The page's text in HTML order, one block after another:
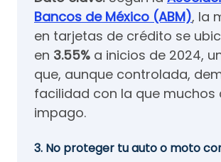
Bancos de México (ABM), la
en tarjetas de crédito se
en 3.55% a inicios de 2024,
que, aunque controlada,
facilidad con la que muchos
impago.
3. No proteger tu auto o moto